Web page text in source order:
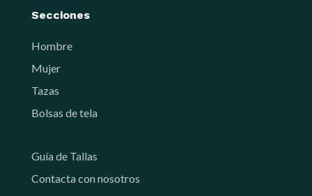
Secciones
Hombre
Mujer
Tazas
Bolsas de tela
Guía de Tallas
Contacta con nosotros